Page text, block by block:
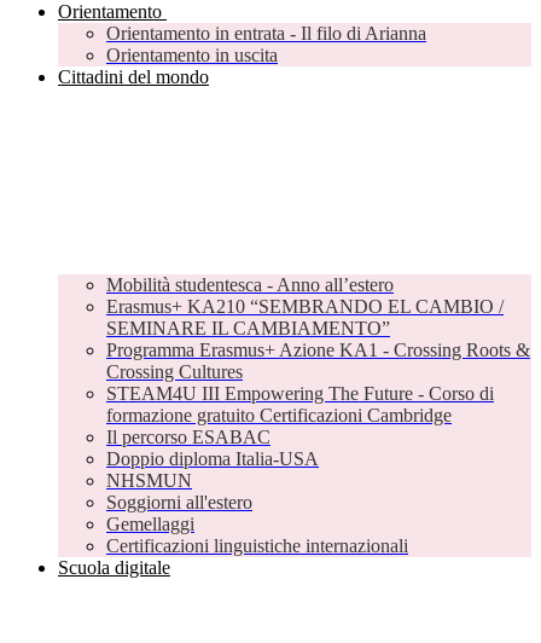
Orientamento
Orientamento in entrata - Il filo di Arianna
Orientamento in uscita
Cittadini del mondo
Mobilità studentesca - Anno all’estero
Erasmus+ KA210 “SEMBRANDO EL CAMBIO /
SEMINARE IL CAMBIAMENTO”
Programma Erasmus+ Azione KA1 - Crossing Roots &
Crossing Cultures
STEAM4U III Empowering The Future - Corso di
formazione gratuito Certificazioni Cambridge
Il percorso ESABAC
Doppio diploma Italia-USA
NHSMUN
Soggiorni all'estero
Gemellaggi
Certificazioni linguistiche internazionali
Scuola digitale